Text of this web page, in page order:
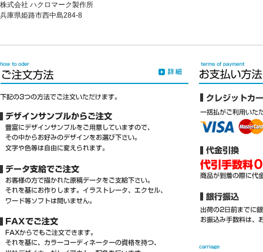
株式会社 ハクロマーク製作所
兵庫県姫路市西中島284-8